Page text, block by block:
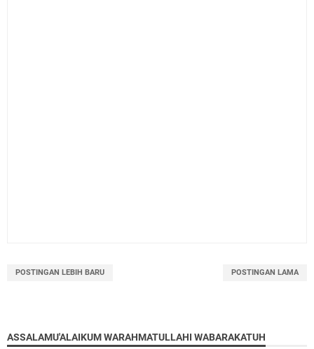
POSTINGAN LEBIH BARU POSTINGAN LAMA
ASSALAMU'ALAIKUM WARAHMATULLAHI WABARAKATUH